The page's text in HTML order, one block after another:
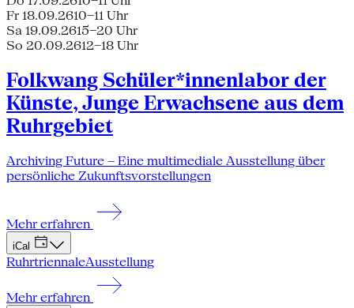
Fr 18.09.2610–11 Uhr
Sa 19.09.2615–20 Uhr
So 20.09.2612–18 Uhr
Folkwang Schüler*innenlabor der
Künste, Junge Erwachsene aus dem
Ruhrgebiet
Archiving Future – Eine multimediale Ausstellung über
persönliche Zukunftsvorstellungen
Mehr erfahren
iCal
RuhrtriennaleAusstellung
Mehr erfahren